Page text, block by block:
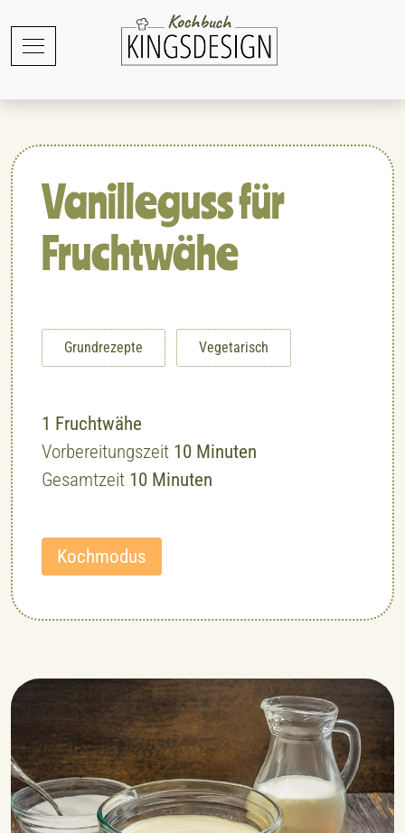
Vanilleguss für
Fruchtwähe
Grundrezepte Vegetarisch
1 Fruchtwähe
Vorbereitungszeit 10Minuten
Minuten
Gesamtzeit 10Minuten
Minuten
Kochmodus